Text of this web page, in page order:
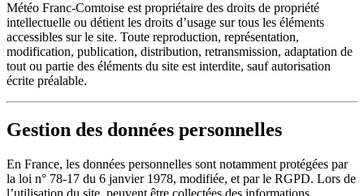
Météo Franc-Comtoise est propriétaire des droits de propriété
intellectuelle ou détient les droits d’usage sur tous les éléments
accessibles sur le site. Toute reproduction, représentation,
modification, publication, distribution, retransmission, adaptation de
tout ou partie des éléments du site est interdite, sauf autorisation
écrite préalable.
Gestion des données personnelles
En France, les données personnelles sont notamment protégées par
la loi n° 78-17 du 6 janvier 1978, modifiée, et par le RGPD. Lors de
l’utilisation du site, peuvent être collectées des informations